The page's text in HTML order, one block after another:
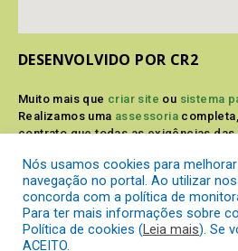
DESENVOLVIDO POR CR2
Muito mais que criar site ou sistema
Realizamos uma assessoria
contrato que todas as exigências das
Conheça oPNTPe oRadar da
Nós usamos cookies para
navegação no portal. Ao utilizar
concorda com a política de
Para ter mais informações sobre
Política de cookies (Leia mais). Se
ACEITO.